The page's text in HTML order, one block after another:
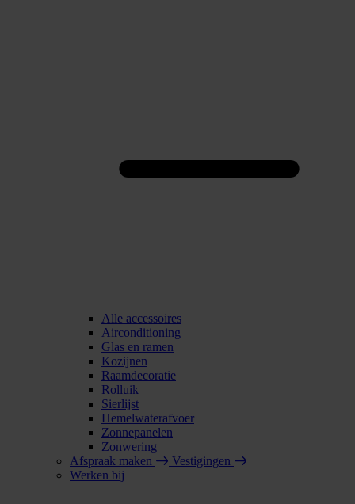
Alle accessoires
Airconditioning
Glas en ramen
Kozijnen
Raamdecoratie
Rolluik
Sierlijst
Hemelwaterafvoer
Zonnepanelen
Zonwering
Afspraak maken
Vestigingen
Werken bij